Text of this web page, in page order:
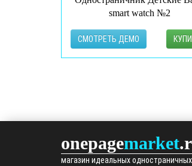
smart watch №2
СМОТРЕТЬ ДЕМО
onepagemarket
магазин идеальных